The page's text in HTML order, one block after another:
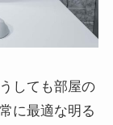
しても部屋の
に最適な明る